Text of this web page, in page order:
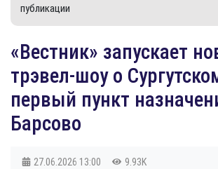
публикации
​«Вестник» запускает
трэвел-шоу о
первый пункт
Барсово
27.06.2026 13:00 9.93K